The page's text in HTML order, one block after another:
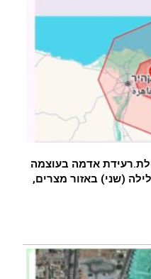
אדמה בעוצמה
(שני) באזור מצרים,